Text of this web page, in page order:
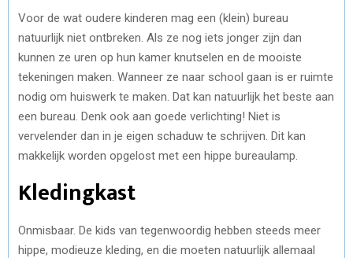
Voor de wat oudere kinderen mag een (klein) bureau
natuurlijk niet ontbreken. Als ze nog iets jonger zijn dan
kunnen ze uren op hun kamer knutselen en de mooiste
tekeningen maken. Wanneer ze naar school gaan is er ruimte
nodig om huiswerk te maken. Dat kan natuurlijk het beste aan
een bureau. Denk ook aan goede verlichting! Niet is
vervelender dan in je eigen schaduw te schrijven. Dit kan
makkelijk worden opgelost met een hippe bureaulamp.
Kledingkast
Onmisbaar. De kids van tegenwoordig hebben steeds meer
hippe, modieuze kleding, en die moeten natuurlijk allemaal